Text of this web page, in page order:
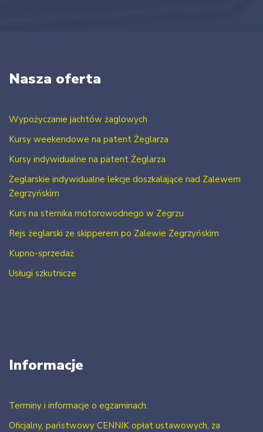
Nasza oferta
Wypożyczanie jachtów żaglowych
Kursy weekendowe na patent Żeglarza
Kursy indywidualne na patent Żeglarza
Żeglarskie indywidualne lekcje doszkalające nad Zalewem
Zegrzyńskim
Kurs na sternika motorowodnego w Zegrzu
Rejs żeglarski ze skipperem po Zalewie Zegrzyńskim
Kupno-sprzedaż
Usługi szkutnicze
Informacje
Terminy i informacje o egzaminach.
Oficjalny, państwowy CENNIK opłat ustawowych, za